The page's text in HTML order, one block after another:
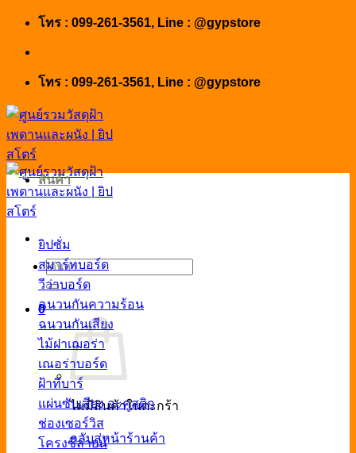
Skip
โทร : 099-261-3561, Line : @gypstore
โทร : 099-261-3561, Line : @gypstore
ค้นหา:
0
ไม่มีสินค้าในตะกร้า
กลับสู่หน้าร้านค้า
สินค้า
ยิปซั่ม
สมาร์ทบอร์ด
วีว่าบอร์ด
ฉนวนกันความร้อน
ฉนวนกันเสียง
ไม้ฝาเฌอร่า
เณอร่าบอร์ด
ฝ้าทีบาร์
แผ่นซับเสียง อะคูสติก
ช่องเซอร์วิส
โครงซีลายน์